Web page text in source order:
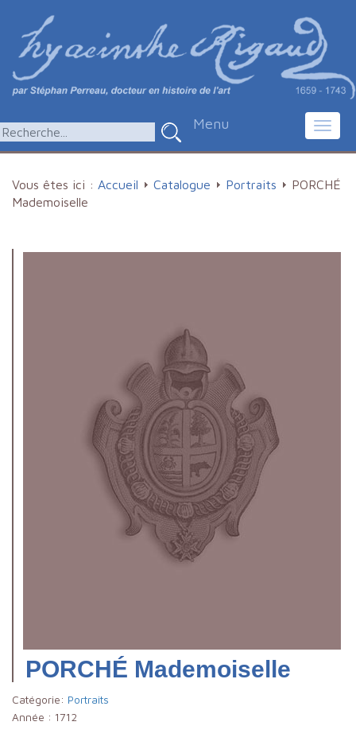
Menu
Vous êtes ici : Accueil Catalogue Portraits
PORCHÉ
Mademoiselle
PORCHÉ Mademoiselle
Catégorie: Portraits
Année : 1712